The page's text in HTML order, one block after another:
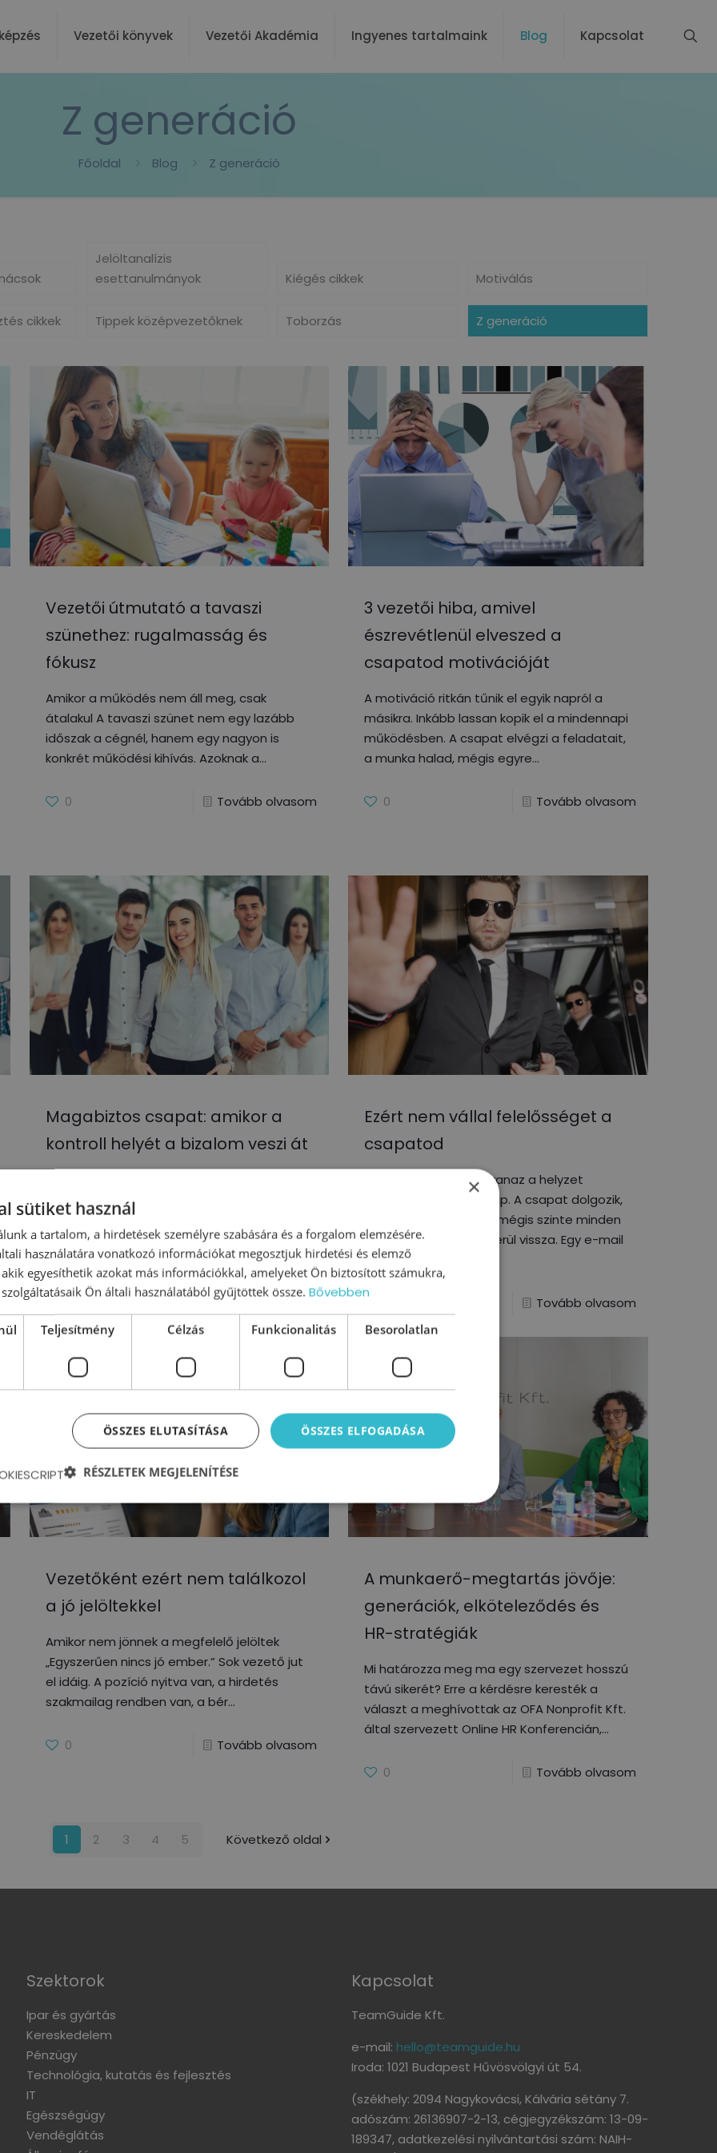
Vezetői könyvek Vezetői Akadémia Ingyenes tartalmaink Blog Kapcsolat
Z generáció
Főoldal Blog Z generáció
Jelöltanalízis
esettanulmányok
Kiégés cikkek Motiválás
cikkek Tippek középvezetőknek Toborzás Z generáció
Vezetői útmutató a tavaszi
szünethez: rugalmasság és
fókusz
Amikor a működés nem áll meg, csak
átalakul A tavaszi szünet nem egy lazább
időszak a cégnél, hanem egy nagyon is
konkrét működési kihívás. Azoknak a
0 Tovább olvasom
3 vezetői hiba, amivel
észrevétlenül elveszed a
csapatod motivációját
A motiváció ritkán tűnik el egyik napról a
másikra. Inkább lassan kopik el a mindennapi
működésben. A csapat elvégzi a feladatait,
a munka halad, mégis egyre
0 Tovább olvasom
Magabiztos csapat: amikor a
kontroll helyét a bizalom veszi át
mindent szorosan kézben, a dolgok
egyszerűen szétesnek. Ezért egyre több
ellenőrzés, státusz meeting és számonkérés
kerül a rendszerbe.
Tovább olvasom
Ezért nem vállal felelősséget a
csapatod
Sok szervezetben ugyanaz a helyzet
ismétlődik nap mint nap. A csapat dolgozik,
a feladatok haladnak, mégis szinte minden
döntés a vezetőhöz kerül vissza. Egy e-mail
elküldése
Tovább olvasom
Vezetőként ezért nem találkozol
a jó jelöltekkel
Amikor nem jönnek a megfelelő jelöltek
„Egyszerűen nincs jó ember.” Sok vezető jut
el idáig. A pozíció nyitva van, a hirdetés
szakmailag rendben van, a bér
0 Tovább olvasom
A munkaerő-megtartás jövője:
generációk, elköteleződés és
HR-stratégiák
Mi határozza meg ma egy szervezet hosszú
távú sikerét? Erre a kérdésre keresték a
választ a meghívottak az OFA Nonprofit Kft.
által szervezett Online HR Konferencián,
0 Tovább olvasom
1 2 3 4 5 Következő oldal
Szektorok
Ipar és gyártás
Kereskedelem
Pénzügy
Technológia, kutatás és fejlesztés
IT
Egészségügy
Vendéglátás
Kapcsolat
TeamGuide Kft.
e-mail: hello@teamguide.hu
Iroda: 1021 Budapest Hűvösvölgyi út 54.
(székhely: 2094 Nagykovácsi, Kálvária sétány 7.
adószám: 26136907-2-13, cégjegyzékszám: 13-09-
189347, adatkezelési nyilvántartási szám: NAIH-
×
sütiket használ
a tartalom, a hirdetések személyre szabására és a forgalom elemzésére.
használatára vonatkozó információkat megosztjuk hirdetési és elemző
egyesíthetik azokat más információkkal, amelyeket Ön biztosított számukra,
Ön általi használatából gyűjtöttek össze. Bővebben
Teljesítmény Célzás Funkcionalitás Besorolatlan
ÖSSZES ELFOGADÁSA
ÖSSZES ELUTASÍTÁSA
RÉSZLETEK MEGJELENÍTÉSE